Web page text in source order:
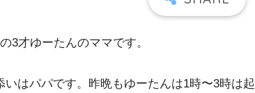
3才ゆーたんのママです。
はパパです。昨晩もゆーたんは1時〜3時は起